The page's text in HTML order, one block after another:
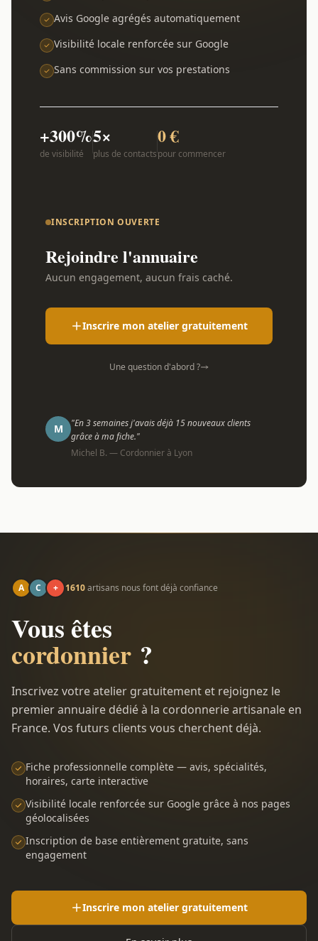
Avis Google agrégés automatiquement
Visibilité locale renforcée sur Google
Sans commission sur vos prestations
+300%
de visibilité
5×
plus de contacts
0 €
pour commencer
INSCRIPTION OUVERTE
Rejoindre l'annuaire
Aucun engagement, aucun frais caché.
Inscrire mon atelier gratuitement
Une question d'abord ?
M
"En 3 semaines j'avais déjà 15 nouveaux clients
grâce à ma fiche."
Michel B. — Cordonnier à Lyon
A C + 1610artisans nous font déjà confiance
Vous êtes
cordonnier ?
Inscrivez votre atelier gratuitement et rejoignez le
premier annuaire dédié à la cordonnerie artisanale en
France. Vos futurs clients vous cherchent déjà.
Fiche professionnelle complète — avis, spécialités,
horaires, carte interactive
Visibilité locale renforcée sur Google grâce à nos pages
géolocalisées
Inscription de base entièrement gratuite, sans
engagement
Inscrire mon atelier gratuitement